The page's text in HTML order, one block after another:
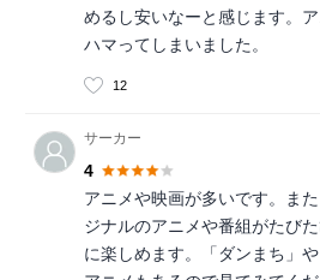
めるし安いなーと感じます。
ハマってしまいました。
12
サーカー
4
アニメや映画が多いです。ま
ジナルのアニメや番組がたび
に楽しめます。「ダンまち」